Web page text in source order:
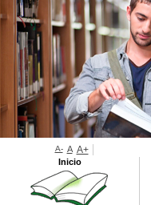
A- A A+
Inicio